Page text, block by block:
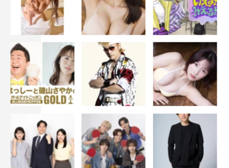
公演情報
ザ・ハイツ」
【東京公演】
2021年4月17日（土）〜28日（水）TBS赤坂ACTシアター
WEB
公式HP：https://intheheights.jp/
この記事の写真